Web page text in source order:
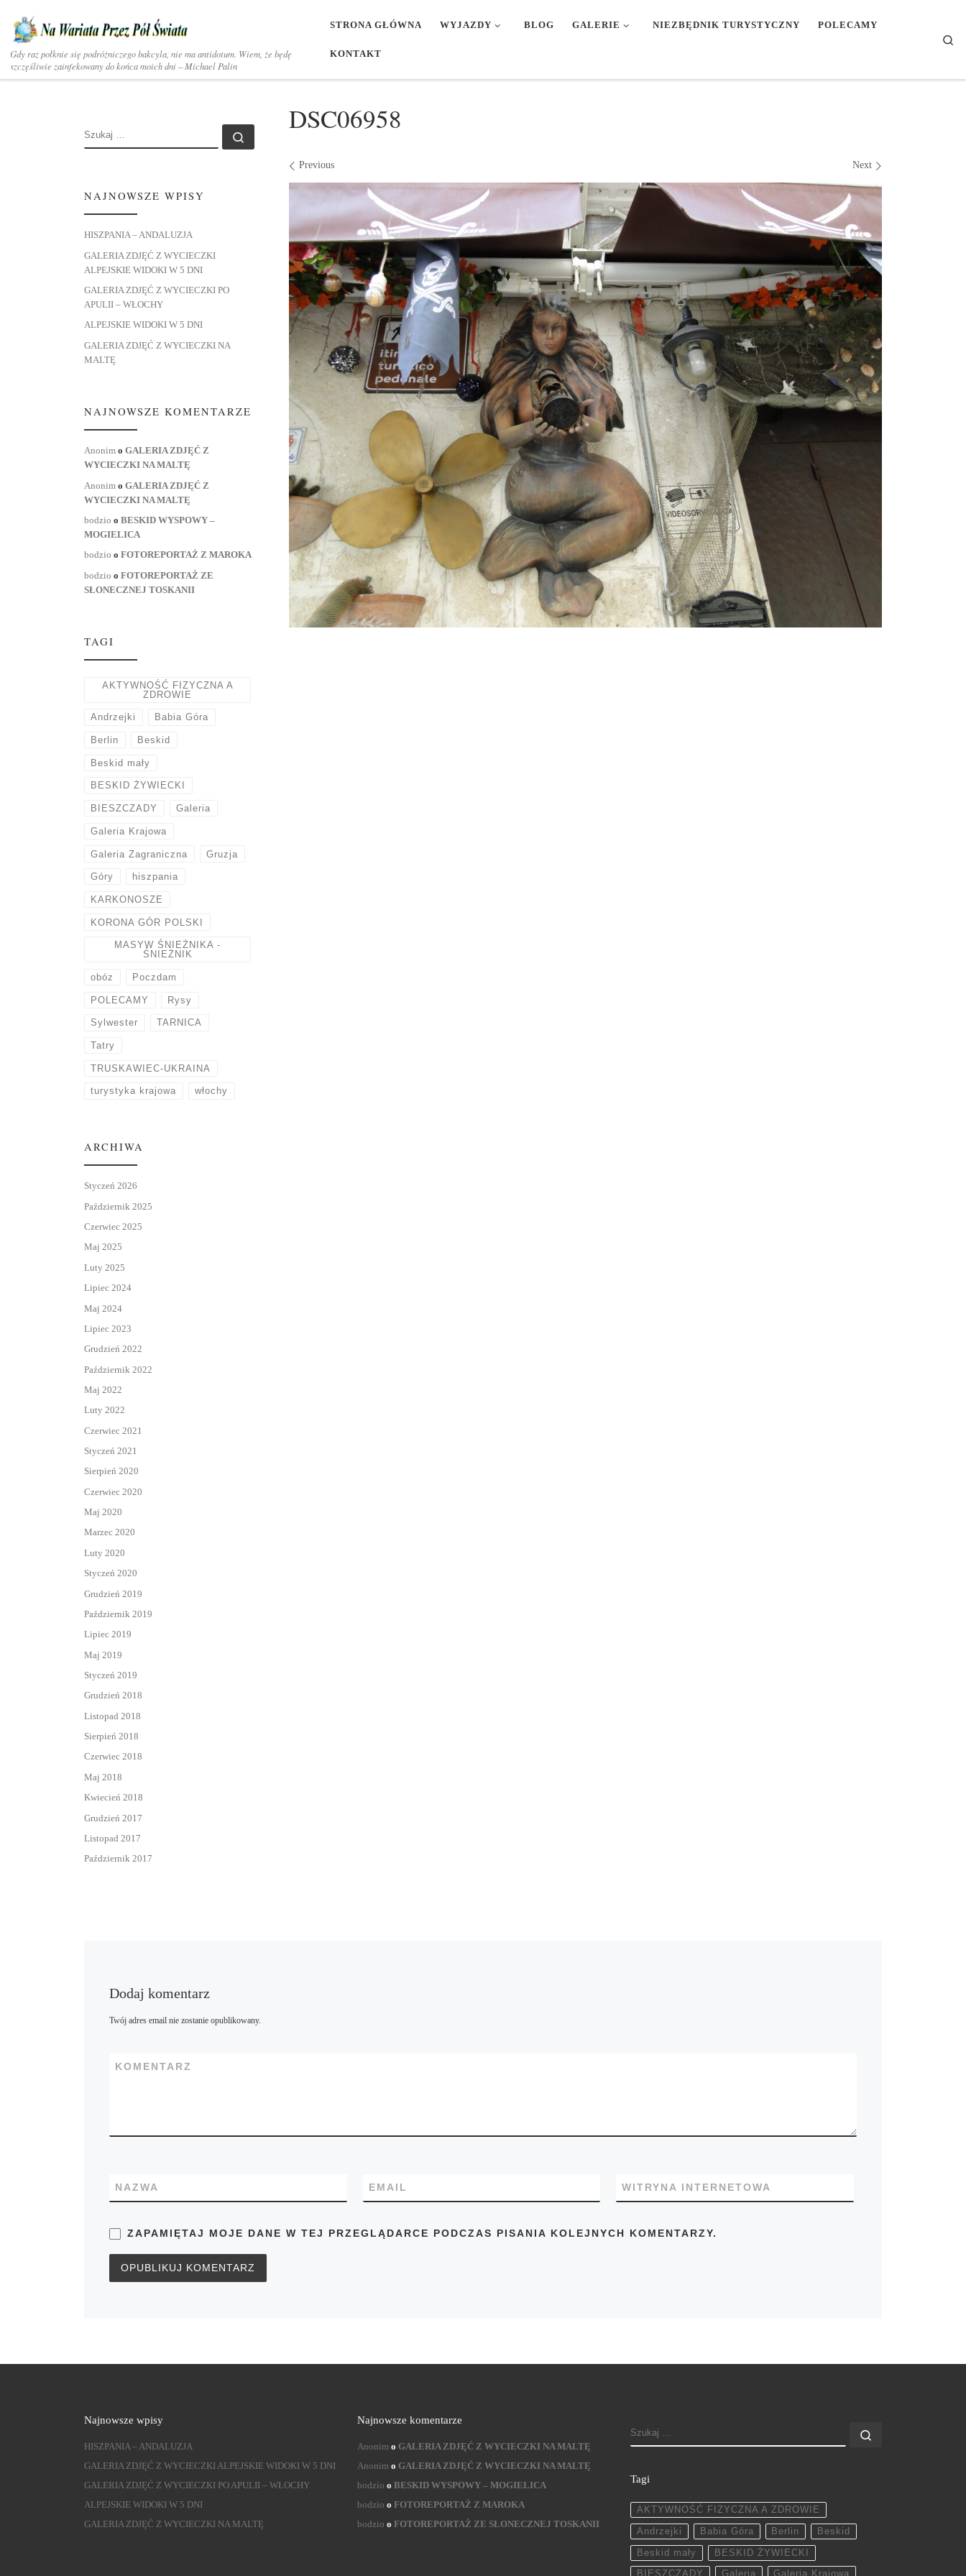
Skip to content
Gdy raz połknie się podróżniczego bakcyla, nie ma antidotum. Wiem, że będę
szczęśliwie zainfekowany do końca moich dni – Michael Palin
STRONA GŁÓWNA WYJAZDY BLOG GALERIE NIEZBĘDNIK TURYSTYCZNY POLECAMY
KONTAKT
DSC06958
Images navigation
Previous Next
Dodaj komentarz
Twój adres email nie zostanie opublikowany.
KOMENTARZ
NAZWA EMAIL WITRYNA INTERNETOWA
ZAPAMIĘTAJ MOJE DANE W TEJ PRZEGLĄDARCE PODCZAS PISANIA KOLEJNYCH KOMENTARZY.
SZUKAJ
NAJNOWSZE WPISY
HISZPANIA – ANDALUZJA
GALERIA ZDJĘĆ Z WYCIECZKI
ALPEJSKIE WIDOKI W 5 DNI
GALERIA ZDJĘĆ Z WYCIECZKI PO
APULII – WŁOCHY
ALPEJSKIE WIDOKI W 5 DNI
GALERIA ZDJĘĆ Z WYCIECZKI NA
MALTĘ
NAJNOWSZE KOMENTARZE
Anonim o GALERIA ZDJĘĆ Z
WYCIECZKI NA MALTĘ
Anonim o GALERIA ZDJĘĆ Z
WYCIECZKI NA MALTĘ
bodzio o BESKID WYSPOWY –
MOGIELICA
bodzio o FOTOREPORTAŻ Z MAROKA
bodzio o FOTOREPORTAŻ ZE
SŁONECZNEJ TOSKANII
TAGI
AKTYWNOŚĆ FIZYCZNA A
ZDROWIE
Andrzejki Babia Góra
Berlin Beskid
Beskid mały
BESKID ŻYWIECKI
BIESZCZADY Galeria
Galeria Krajowa
Galeria Zagraniczna Gruzja
Góry hiszpania
KARKONOSZE
KORONA GÓR POLSKI
MASYW ŚNIEŻNIKA -
ŚNIEŻNIK
obóz Poczdam
POLECAMY Rysy
Sylwester TARNICA
Tatry
TRUSKAWIEC-UKRAINA
turystyka krajowa włochy
ARCHIWA
Styczeń 2026
Październik 2025
Czerwiec 2025
Maj 2025
Luty 2025
Lipiec 2024
Maj 2024
Lipiec 2023
Grudzień 2022
Październik 2022
Maj 2022
Luty 2022
Czerwiec 2021
Styczeń 2021
Sierpień 2020
Czerwiec 2020
Maj 2020
Marzec 2020
Luty 2020
Styczeń 2020
Grudzień 2019
Październik 2019
Lipiec 2019
Maj 2019
Styczeń 2019
Grudzień 2018
Listopad 2018
Sierpień 2018
Czerwiec 2018
Maj 2018
Kwiecień 2018
Grudzień 2017
Listopad 2017
Październik 2017
Najnowsze wpisy
HISZPANIA – ANDALUZJA
GALERIA ZDJĘĆ Z WYCIECZKI ALPEJSKIE WIDOKI W 5 DNI
GALERIA ZDJĘĆ Z WYCIECZKI PO APULII – WŁOCHY
ALPEJSKIE WIDOKI W 5 DNI
GALERIA ZDJĘĆ Z WYCIECZKI NA MALTĘ
Najnowsze komentarze
Anonim o GALERIA ZDJĘĆ Z WYCIECZKI NA MALTĘ
Anonim o GALERIA ZDJĘĆ Z WYCIECZKI NA MALTĘ
bodzio o BESKID WYSPOWY – MOGIELICA
bodzio o FOTOREPORTAŻ Z MAROKA
bodzio o FOTOREPORTAŻ ZE SŁONECZNEJ TOSKANII
SZUKAJ
Tagi
AKTYWNOŚĆ FIZYCZNA A ZDROWIE
Andrzejki Babia Góra Berlin Beskid
Beskid mały BESKID ŻYWIECKI